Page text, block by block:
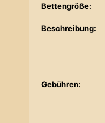
Bettengröße:
Beschreibung:
Gebühren: